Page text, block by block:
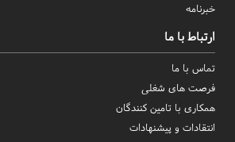
خبرنامه
ارتباط با ما
تماس با ما
فرصت های شغلی
همکاری با تامین کنندگان
انتقادات و پیشنهادات